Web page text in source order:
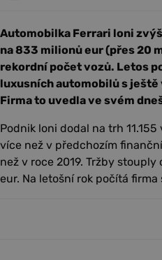
Automobilka Ferrari loni
na 833 milionů eur (přes 20
rekordní počet vozů. Letos
luxusních automobilů s
Firma to uvedla ve svém
Podnik loni dodal na trh
více než v předchozím
než v roce 2019. Tržby
eur. Na letošní rok počítá